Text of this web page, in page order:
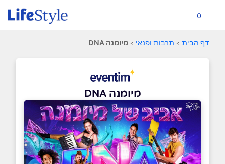
0
דף הבית > תרבות ופנאי > מיומנה DNA
מיומנה DNA